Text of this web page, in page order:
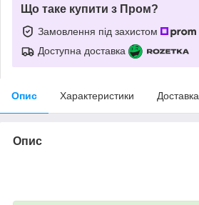
Що таке купити з Пром?
Замовлення під захистом
Доступна доставка
Опис Характеристики Доставка
Опис